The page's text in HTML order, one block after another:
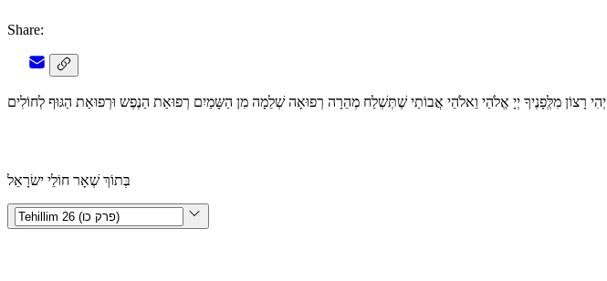
Share:
יְהִי רָצוֹן מִלְְּפָנֶיךָ יְיָ אֱלֹהַי וֵאלֹהֵי אֲבוֹתַי שֶׁתְּשְׁלַח מְהֵרָה רְפוּאָה שְׁלֵמָה מִן הַשָּמַיִם רְפוּאַת הַנֶפֶש וּרְפוּאַת הַגּוּף לְחוֹלִים
בְּתוֹךְ שְׁאָר חוֹלֵי ישׂרָאֵל